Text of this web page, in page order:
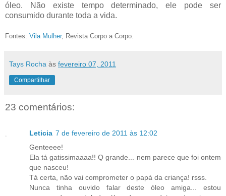
óleo. Não existe tempo determinado, ele pode ser
consumido durante toda a vida.
Fontes: Vila Mulher, Revista Corpo a Corpo.
Tays Rocha às fevereiro 07, 2011
Compartilhar
23 comentários:
Leticia 7 de fevereiro de 2011 às 12:02
Genteeee!
Ela tá gatissimaaaa!! Q grande... nem parece que foi ontem
que nasceu!
Tá certa, não vai comprometer o papá da criança! rsss.
Nunca tinha ouvido falar deste óleo amiga... estou